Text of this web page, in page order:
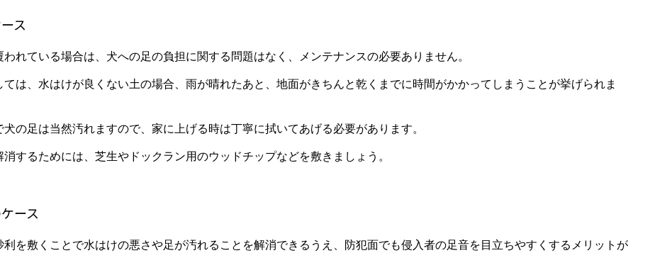
ス
われている場合は、犬への足の負担に関する問題はなく、メンテナンスの必要ありません。
ては、水はけが良くない土の場合、雨が晴れたあと、地面がきちんと乾くまでに時間がかかってしまうことが挙げられま
犬の足は当然汚れますので、家に上げる時は丁寧に拭いてあげる必要があります。
消するためには、芝生やドックラン用のウッドチップなどを敷きましょう。
ース
利を敷くことで水はけの悪さや足が汚れることを解消できるうえ、防犯面でも侵入者の足音を目立ちやすくするメリットが